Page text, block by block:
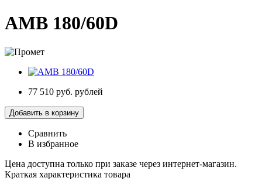
AMB 180/60D
77 510 руб. рублей
Добавить в корзину
Сравнить
В избранное
Цена доступна только при заказе через интернет-магазин.
Краткая характеристика товара